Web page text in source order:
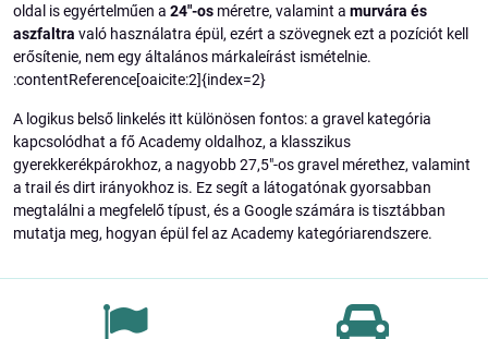
oldal is egyértelműen a 24"-os méretre, valamint a murvára és
aszfaltra való használatra épül, ezért a szövegnek ezt a pozíciót kell
erősítenie, nem egy általános márkaleírást ismételnie.
:contentReference[oaicite:2]{index=2}
A logikus belső linkelés itt különösen fontos: a gravel kategória
kapcsolódhat a fő Academy oldalhoz, a klasszikus
gyerekkerékpárokhoz, a nagyobb 27,5"-os gravel mérethez, valamint
a trail és dirt irányokhoz is. Ez segít a látogatónak gyorsabban
megtalálni a megfelelő típust, és a Google számára is tisztábban
mutatja meg, hogyan épül fel az Academy kategóriarendszere.